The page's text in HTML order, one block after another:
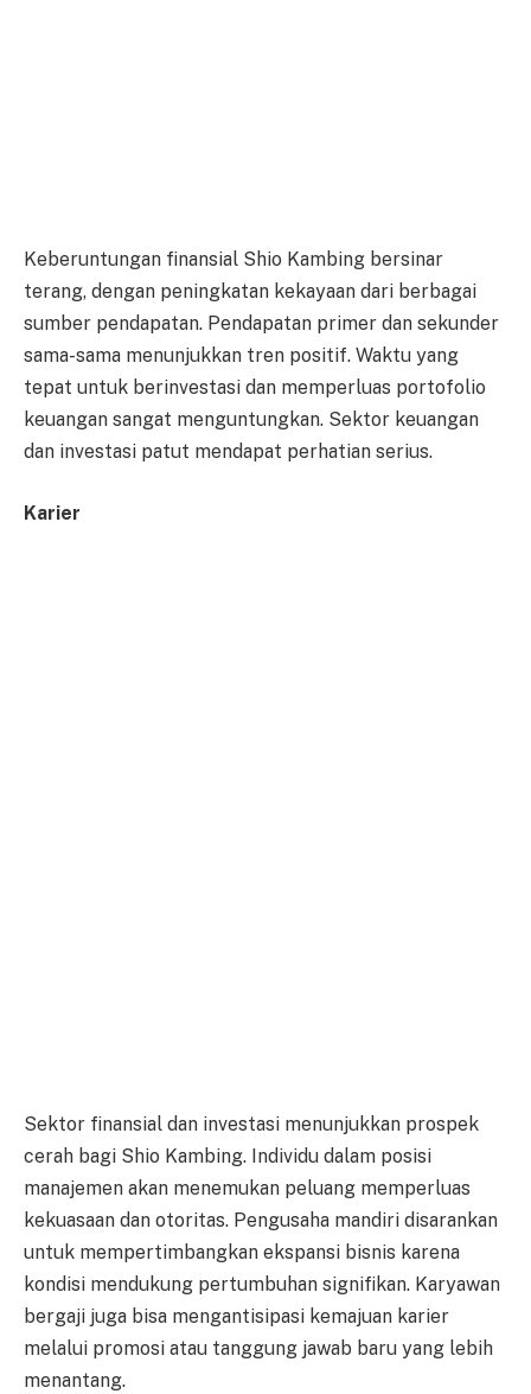
Keberuntungan finansial Shio Kambing bersinar
terang, dengan peningkatan kekayaan dari berbagai
sumber pendapatan. Pendapatan primer dan sekunder
sama-sama menunjukkan tren positif. Waktu yang
tepat untuk berinvestasi dan memperluas portofolio
keuangan sangat menguntungkan. Sektor keuangan
dan investasi patut mendapat perhatian serius.
Karier
Sektor finansial dan investasi menunjukkan prospek
cerah bagi Shio Kambing. Individu dalam posisi
manajemen akan menemukan peluang memperluas
kekuasaan dan otoritas. Pengusaha mandiri disarankan
untuk mempertimbangkan ekspansi bisnis karena
kondisi mendukung pertumbuhan signifikan. Karyawan
bergaji juga bisa mengantisipasi kemajuan karier
melalui promosi atau tanggung jawab baru yang lebih
menantang.